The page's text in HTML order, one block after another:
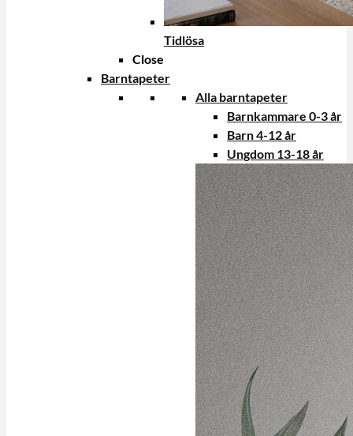
Tidlösa
Close
Barntapeter
Alla barntapeter
Barnkammare 0-3 år
Barn 4-12 år
Ungdom 13-18 år